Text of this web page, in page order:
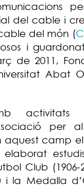
del cable i
del món (
i
de 2011,
Abat
activitats
per
aquest camp
Club (1906-
i la Medalla